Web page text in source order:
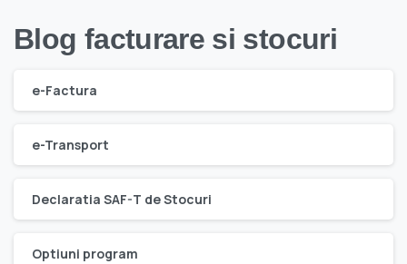
Blog facturare si stocuri
e-Factura
e-Transport
Declaratia SAF-T de Stocuri
Optiuni program